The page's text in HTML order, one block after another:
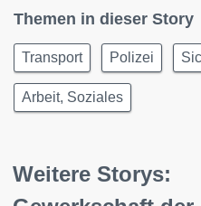
Themen in dieser Story
Transport Polizei
Arbeit, Soziales
Weitere Storys: